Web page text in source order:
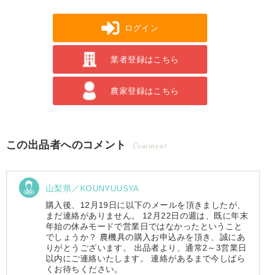
ログイン
業者登録はこちら
農家登録はこちら
この出品者へのコメント Comment
山梨県／KOUNYUUSYA
購入後、12月19日に以下のメールを頂きましたが、
まだ連絡がありません。 12月22日の週は、既に年末
年始の休みモードで営業日ではなかったということ
でしょうか？ 農機具の購入お申込みを頂き、誠にあ
りがとうございます。 出品者より、通常2～3営業日
以内にご連絡いたします。 連絡があるまで今しばら
くお待ちください。